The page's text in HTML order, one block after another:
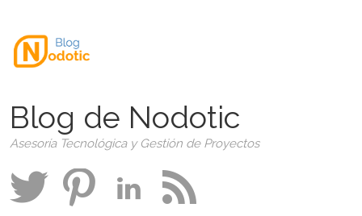
Blog de Nodotic
Asesoría Tecnológica y Gestión de Proyectos